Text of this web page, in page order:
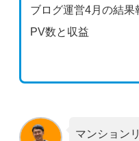
ブログ運営4月の結果
PV数と収益
マンション